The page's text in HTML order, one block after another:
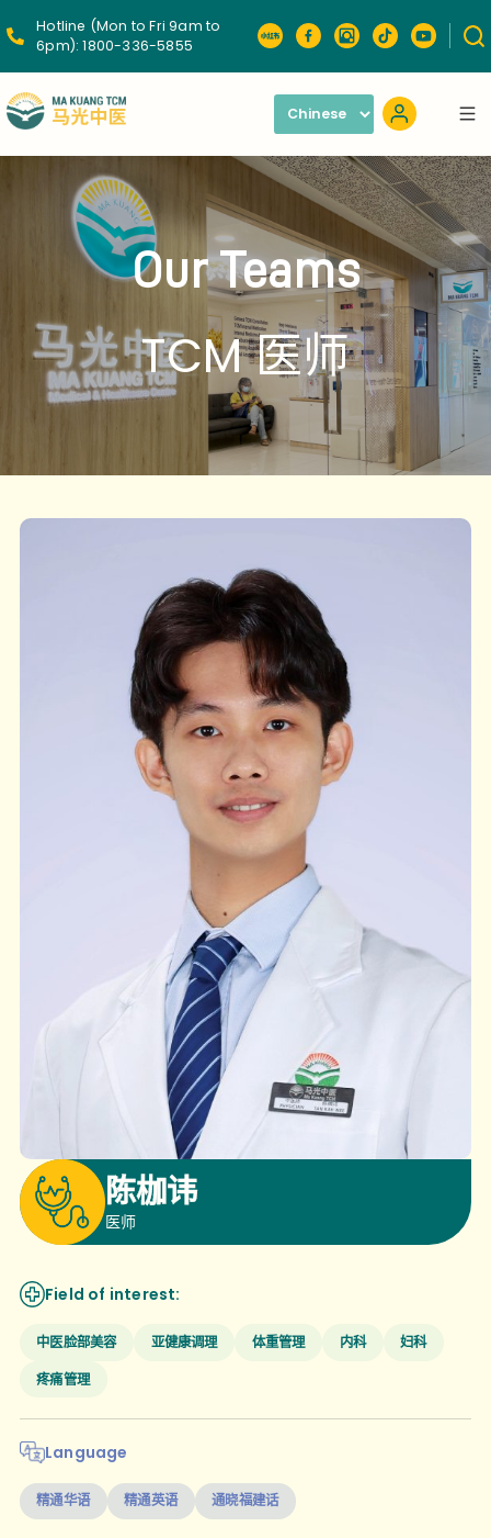
Hotline (Mon to Fri 9am to
6pm): 1800-336-5855
Our Teams
TCM 医师
陈枷讳
医师
Field of interest:
中医脸部美容 亚健康调理 体重管理 内科
妇科
疼痛管理
Language
精通华语 精通英语 通晓福建话